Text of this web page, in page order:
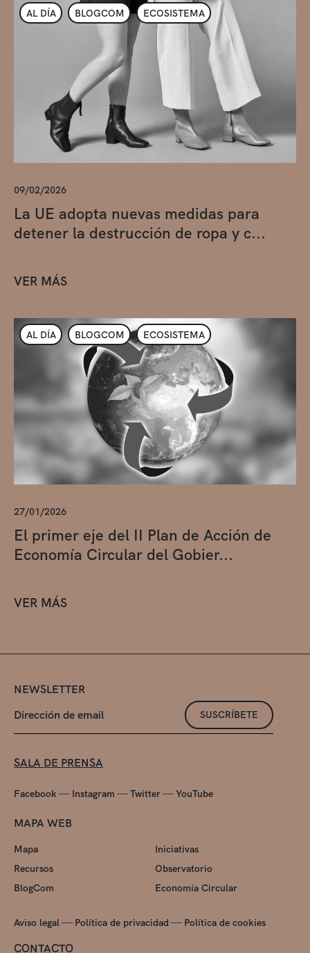
AL DÍA BLOGCOM ECOSISTEMA
09/02/2026
La UE adopta nuevas medidas para
detener la destrucción de ropa y c...
VER MÁS
AL DÍA BLOGCOM ECOSISTEMA
27/01/2026
El primer eje del II Plan de Acción de
Economía Circular del Gobier...
VER MÁS
NEWSLETTER
SUSCRÍBETE
SALA DE PRENSA
Facebook— Instagram —Twitter—YouTube
MAPA WEB
Mapa
Iniciativas
Recursos
Observatorio
BlogCom
Economía Circular
Aviso legal— Política de privacidad — Política de cookies
CONTACTO